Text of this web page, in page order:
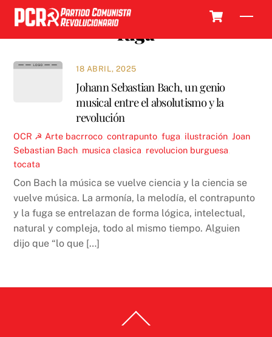
Skip
content
fuga
18 ABRIL, 2025
Johann Sebastian Bach, un genio
musical entre el absolutismo y la
revolución
OCR ☭ Arte bacrroco ,contrapunto ,fuga ilustración ,Joan
Sebastian Bach musica clasica revolucion burguesa
tocata
Con Bach la música se vuelve ciencia y la ciencia se
vuelve música. La armonía, la melodía, el contrapunto
y la fuga se entrelazan de forma lógica, intelectual,
natural y compleja, todo al mismo tiempo. Alguien
dijo que “lo que […]
To